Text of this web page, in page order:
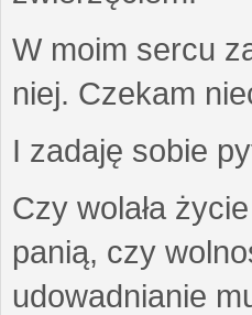
W moim sercu
niej. Czekam
I zadaję sobie
Czy wolała
panią, czy
udowadnianie